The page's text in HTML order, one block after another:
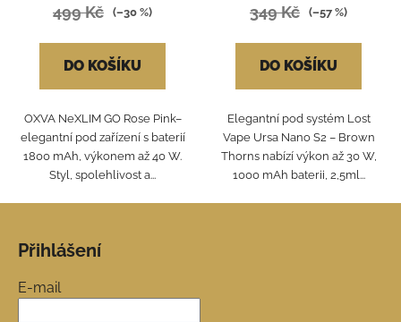
499 Kč (–30 %)
DO KOŠÍKU
OXVA NeXLIM GO Rose Pink–
elegantní pod zařízení s baterií
1800 mAh, výkonem až 40 W.
Styl, spolehlivost a...
349 Kč (–57 %)
DO KOŠÍKU
Elegantní pod systém Lost
Vape Ursa Nano S2 – Brown
Thorns nabízí výkon až 30 W,
1000 mAh baterii, 2,5ml...
Přihlášení
E-mail